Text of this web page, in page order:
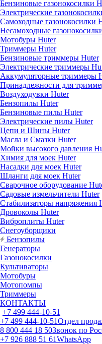
Бензиновые газонокосилки
Электрические
Самоходные газонокосилки
Несамоходные
Мотобуры Huter
Триммеры Huter
Бензиновые триммеры Huter
Электрические триммеры
Аккумуляторные триммеры
Принадлежности для
Воздуходувки Huter
Бензопилы Huter
Бензиновые пилы Huter
Электрические пилы Huter
Цепи и Шины Huter
Масла и Смазки Huter
Мойки высокого давления
Химия для моек Huter
Насадки для моек Huter
Шланги для моек Huter
Сварочное оборудование
Садовые измельчители Huter
Стабилизаторы напряжения
Дровоколы Huter
Виброплиты Huter
Снегоуборщики
Бензопилы
Генераторы
Газонокосилки
Культиваторы
Мотобуры
Мотопомпы
Триммеры
КОНТАКТЫ
+7 499 444-10-51
+7 499 444-10-51Отдел
8 800 444 18 50Звонок по
+7 926 888 51 61WhatsApp